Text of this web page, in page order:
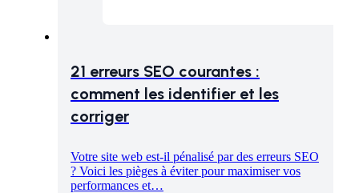
21 erreurs SEO courantes :
comment les identifier et les
corriger
Votre site web est-il pénalisé par des erreurs SEO
? Voici les pièges à éviter pour maximiser vos
performances et…